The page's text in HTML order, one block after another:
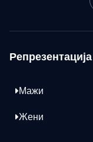
Репрезентација
Мажи
Жени